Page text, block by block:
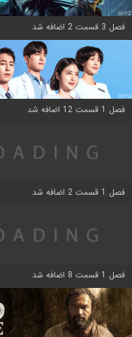
فصل 3 قسمت 2 اضافه شد
فصل 1 قسمت 12 اضافه شد
فصل 1 قسمت 2 اضافه شد
فصل 1 قسمت 8 اضافه شد